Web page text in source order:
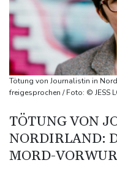
Tag gebrochen
Französische Sängerin
Regisseur Benchetrit
Tour de France
Schwimm-EM:
Höhere Trassenpreise:
Tötung von Journalistin in
freigesprochen / Foto: © JESS
TÖTUNG VON
NORDIRLAND:
MORD-